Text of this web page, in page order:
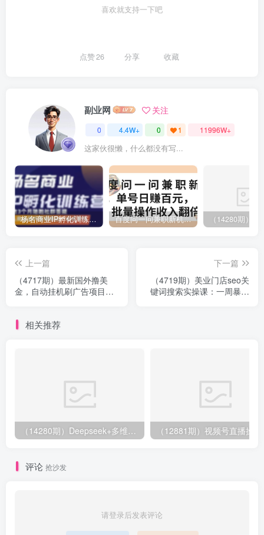
喜欢就支持一下吧
点赞26 分享 收藏
副业网 关注
0 4.4W+ 0 1 11996W+
这家伙很懒，什么都没有写...
杨名商业IP孵化训练营，从商业到内容到转化一站式学 价值5980元 百度问一问兼职新机遇，单号日赚百元，批量操作收入翻倍
上一篇
（4717期）最新国外撸美
金，自动挂机刷广告项目，
下一篇
（4719期）美业门店seo关
键词搜索实操课：一周暴涨
相关推荐
（14280期）Deepseek+多维表格，银行营销新利器，深度解析应用策略，提升营销效果
评论 抢沙发
请登录后发表评论